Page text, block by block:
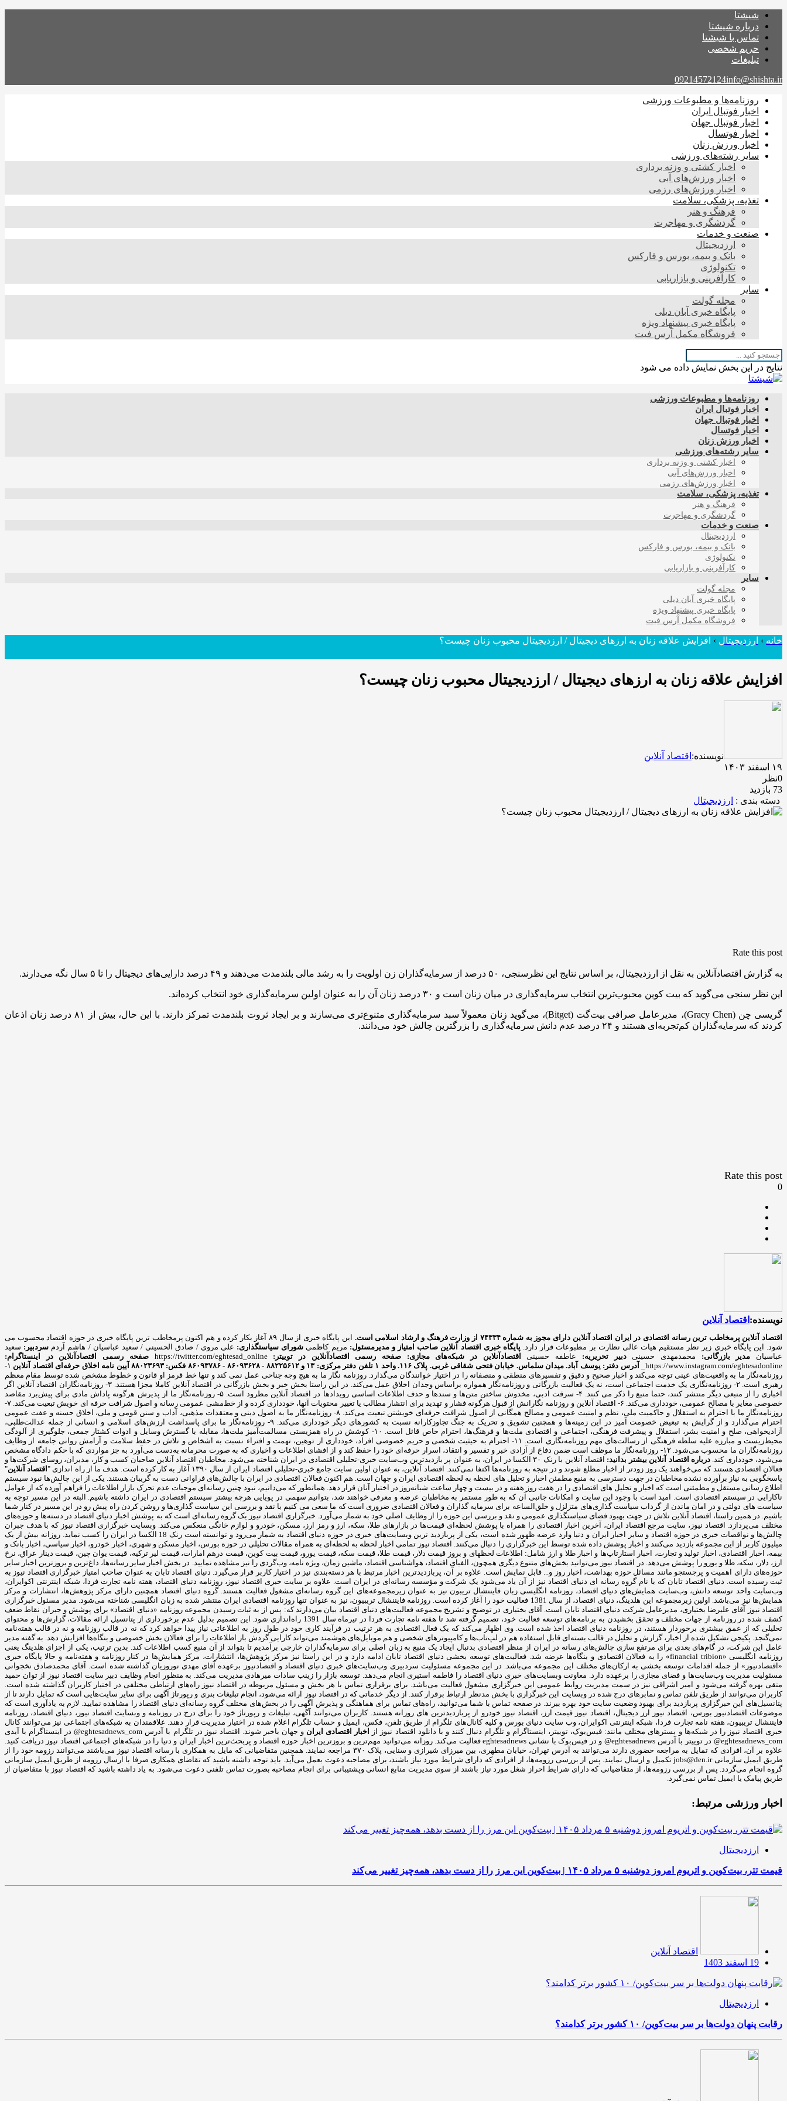
شیشتا
درباره شیشتا
تماس با شیشتا
حریم شخصی
تبلیغات
09214572124info@shishta.ir
روزنامه‌ها و مطبوعات ورزشی
اخبار فوتبال ایران
اخبار فوتبال جهان
اخبار فوتسال
اخبار ورزش زنان
سایر رشته‌های ورزشی
اخبار کشتی و وزنه برداری
اخبار ورزش‌های آبی
اخبار ورزش‌های رزمی
تغذیه، پزشکی، سلامت
فرهنگ و هنر
گردشگری و مهاجرت
صنعت و خدمات
ارزدیجیتال
بانک و بیمه، بورس و فارکس
تکنولوژی
کارآفرینی و بازاریابی
سایر
مجله گولت
پایگاه خبری آبان دیلی
پایگاه خبری پیشنهاد ویژه
فروشگاه مکمل آرس فیت
نتایج در این بخش نمایش داده می شود
روزنامه‌ها و مطبوعات ورزشی
اخبار فوتبال ایران
اخبار فوتبال جهان
اخبار فوتسال
اخبار ورزش زنان
سایر رشته‌های ورزشی
اخبار کشتی و وزنه برداری
اخبار ورزش‌های آبی
اخبار ورزش‌های رزمی
تغذیه، پزشکی، سلامت
فرهنگ و هنر
گردشگری و مهاجرت
صنعت و خدمات
ارزدیجیتال
بانک و بیمه، بورس و فارکس
تکنولوژی
کارآفرینی و بازاریابی
سایر
مجله گولت
پایگاه خبری آبان دیلی
پایگاه خبری پیشنهاد ویژه
فروشگاه مکمل آرس فیت
خانه › ارزدیجیتال › افزایش علاقه زنان به ارزهای دیجیتال / ارزدیجیتال محبوب زنان چیست؟
افزایش علاقه زنان به ارزهای دیجیتال / ارزدیجیتال محبوب زنان چیست؟
نویسنده: اقتصاد آنلاین
۱۹ اسفند ۱۴۰۳
0نظر
73 بازدید
دسته بندی : ارزدیجیتال
Rate this post
به گزارش اقتصادآنلاین به نقل از ارزدیجیتال، بر اساس نتایج این نظرسنجی، ۵۰ درصد از سرمایه‌گذاران زن اولویت را به رشد مالی بلندمدت می‌دهند و ۴۹ درصد دارایی‌های دیجیتال را تا ۵ سال نگه می‌دارند.
این نظر سنجی می‌گوید که بیت کوین محبوب‌ترین انتخاب سرمایه‌گذاری در میان زنان است و ۳۰ درصد زنان آن را به عنوان اولین سرمایه‌گذاری خود انتخاب کرده‌اند.
گریسی چن (Gracy Chen)، مدیرعامل صرافی بیت‌گت (Bitget)، می‌گوید زنان معمولاً سبد سرمایه‌گذاری متنوع‌تری می‌سازند و بر ایجاد ثروت بلندمدت تمرکز دارند. با این حال، بیش از ۸۱ درصد زنان اذعان
کردند که سرمایه‌گذاران کم‌تجربه‌ای هستند و ۲۴ درصد عدم دانش سرمایه‌گذاری را بزرگترین چالش خود می‌دانند.
Rate this post
0
نویسنده: اقتصاد آنلاین
اقتصاد آنلاین پرمخاطب ترین رسانه اقتصادی در ایران اقتصاد آنلاین دارای مجوز به شماره ۷۴۳۳۴ از وزارت فرهنگ و ارشاد اسلامی است.
این پایگاه خبری از سال ۸۹ آغاز بکار کرده و هم اکنون پرمخاطب ترین پایگاه خبری در حوزه اقتصاد محسوب می
شود. این پایگاه خبری زیر نظر مستقیم هیات عالی نظارت بر مطبوعات قرار دارد. پایگاه خبری اقتصاد آنلاین صاحب امتیاز و مدیرمسئول: مریم کاظمی شورای سیاستگذاری: علی مروی / صادق الحسینی / سعید عباسیان / هاشم آردم سردبیر: سعید
عباسیان مدیر بازرگانی: محمدمهدی حسینیدبیر تحریریه: عاطفه حسینی اقتصادآنلاین در شبکه‌های مجازی: صفحه رسمی اقتصادآنلاین در توییتر:https://twitter.com/eghtesad_online
صفحه رسمی اقتصادآنلاین در اینستاگرام:
https://www.instagram.com/eghtesadonline_
آدرس دفتر: یوسف آباد. میدان سلماس. خیابان فتحی شقاقی غربی. پلاک ۱۱۶. واحد ۱ تلفن دفتر مرکزی: ۱۳ و ۸۸۲۲۵۶۱۲ - ۸۶۰۹۳۶۲۸ - ۸۶۰۹۳۷۸۶ فکس: ۸۸۰۲۳۶۹۳ آیین نامه اخلاق حرفه‌ای اقتصاد آنلاین
۱-
روزنامه‌نگار ما به واقعیت‌های عینی توجه می‌کند و اخبار صحیح و دقیق و تفسیرهای منطقی و منصفانه را در اختیار خوانندگان می‌گذارد. روزنامه نگار ما به هیچ وجه جناحی عمل نمی کند و تنها خط قرمز او قانون و خطوط مشخص شده توسط مقام معظم
رهبری است. ۲- روزنامه‌نگاری یک خدمت اجتماعی است، نه یک فعالیت بازرگانی و روزنامه‌نگار همواره براساس وجدان اخلاق عمل می‌کند. در این راستا بخش خبر و بخش بازرگانی در اقتصاد آنلاین کاملا مجزا هستند. ۳- روزنامه‌نگاران اقتصاد آنلاین اگر
اخباری را از منبعی دیگر منتشر کنند، حتما منبع را ذکر می کنند. ۴- سرقت ادبی، مخدوش ساختن متن‌ها و سندها و حذف اطلاعات اساسی رویدادها در اقتصاد آنلاین مطرود است. ۵- روزنامه‌نگار ما از پذیرش هرگونه پاداش مادی برای پیش‌برد مقاصد
خصوصی مغایر با مصالح عمومی، خودداری می‌کند. ۶- اقتصاد آنلاین و روزنامه نگارانش از قبول هرگونه فشار و تهدید برای انتشار مطالب یا تغییر محتویات آنها، خودداری کرده و از خط‌مشی عمومی رسانه و اصول شرافت حرفه ای خویش تبعیت می‌کند. ۷-
روزنامه‌نگار ما با احترام به استقلال و حاکمیت ملی، نظم و امنیت عمومی و مصالح همگانی از اصول شرافت حرفه‌ای خویشتن تبعیت می‌کند. ۸- روزنامه‌نگار ما به اصول دینی و معتقدات مذهبی، آداب و سنن قومی و ملی، اخلاق حسنه و عفت عمومی
احترام می‌گذارد و از گرایش به تبعیض خصومت آمیز در این زمینه‌ها و همچنین تشویق و تحریک به جنگ تجاوزکارانه نسبت به کشورهای دیگر خودداری می‌کند. ۹- روزنامه‌نگار ما برای پاسداشت ارزش‌های اسلامی و انسانی از جمله عدالت‌طلبی،
آزادیخواهی، صلح و امنیت بشر، استقلال و پیشرفت فرهنگی، اجتماعی و اقتصادی ملت‌ها و فرهنگ‌ها، احترام خاص قائل است. ۱۰- کوشش در راه همزیستی مسالمت‌آمیز ملت‌ها، مقابله با گسترش وسایل و ادوات کشتار جمعی، جلوگیری از آلودگی
محیط‌زیست و مبارزه علیه سلطه فرهنگی از رسالت‌های مهم روزنامه‌نگاری است. ۱۱- احترام به حیثیت شخصی و حریم خصوصی افراد، خودداری از توهین، تهمت و افتراء نسبت به اشخاص و تلاش در حفظ سلامت و آرامش روانی جامعه از وظایف
روزنامه‌نگاران ما محسوب می‌شود. ۱۲- روزنامه‌نگار ما موظف است ضمن دفاع از آزادی خبر و تفسیر و انتقاد، اسرار حرفه‌ای خود را حفظ کند و از افشای اطلاعات و اخباری که به صورت محرمانه به‌دست می‌آورد به جز مواردی که با حکم دادگاه مشخص
می‌شود، خودداری کند.درباره اقتصاد آنلاین بیشتر بدانید:
اقتصاد آنلاین با رنک ۳۰ الکسا در ایران، به عنوان پر بازدیدترین وب‌سایت خبری-تحلیلی اقتصادی در ایران شناخته می‌شود. مخاطبان اقتصاد آنلاین صاحبان کسب و کار، مدیران، روسای شرکت‌ها و
فعالان اقتصادی هستند که می‌خواهند یک روز زودتر از اخبار مطلع شوند و در نتیجه به روزنامه‌ها اکتفا نمی‌کنند. اقتصاد آنلاین، به عنوان اولین سایت جامع خبری-تحلیلی اقتصاد ایران از سال ۱۳۹۰ آغاز به کار کرده است. هدف ما از راه اندازی "
اقتصاد آنلاین"
پاسخگویی به نیاز برآورده نشده مخاطبان در جهت دسترسی به منبع مطمئن اخبار و تحلیل های لحظه به لحظه اقتصادی ایران و جهان است. هم اکنون فعالان اقتصادی در ایران با چالش‌های فراوانی دست به گریبان هستند. یکی از این چالش‌ها نبود سیستم
اطلاع رسانی مستقل و مطمئنی است که اخبار و تحلیل های اقتصادی را در هفت روز هفته و در بیست و چهار ساعت شبانه‌روز در اختیار آنان قرار دهد. همانطور که می‌دانیم، نبود چنین رسانه‌ای موجبات عدم تحرک بازار اطلاعات را فراهم آورده که از عوامل
ناکارایی در سیستم اقتصادی است. امید است با وجود این سایت و امکانات جانبی آن که به طور مستمر به مخاطبان عرضه و معرفی خواهند شد، بتوانیم سهمی در پویایی هرچه بیشتر سیستم اقتصادی در ایران داشته باشیم. البته در این مسیر توجه به
سیاست های دولتی و در امان ماندن از گرداب سیاست گذاری‌های متزلزل و خلق‌الساعه برای سرمایه گذاران و فعالان اقتصادی ضروری است که ما سعی می کنیم با نقد و بررسی این سیاست گذاری‌ها و روشن کردن راه پیش رو در این مسیر در کنار شما
باشیم. در همین راستا، اقتصاد آنلاین تلاش در جهت بهبود فضای سیاستگذاری عمومی و نقد و بررسی این حوزه را از وظایف اصلی خود به شمار می‌آورد. خبرگزاری اقتصاد نیوز یک گروه رسانه‌ای است که به پوشش اخبار دنیای اقتصاد در دسته‌ها و حوزه‌های
مختلف می‌پردازد. اقتصاد نیوز، سایت مرجع اقتصاد ایران، آخرین اخبار اقتصادی را همراه با پوشش لحظه‌ای قیمت‌ها در بازارهای طلا، سکه، ارز و رمز ارز، مسکن، خودرو و لوازم خانگی منعکس می‌کند. وبسایت خبرگزاری اقتصاد نیوز که با هدف جبران
چالش‌ها و نواقصات خبری در حوزه اقتصاد و سایر اخبار ایران و دنیا وارد عرضه ظهور شده است، یکی از پربازدید ترین وبسایت‌های خبری در حوزه دنیای اقتصاد به شمار می‌رود و توانسته است رنک 18 الکسا در ایران را کسب نماید. روزانه بیش از یک
میلیون کاربر از این مجموعه بازدید می‌کنند و اخبار پوشش داده شده توسط این خبرگزاری را دنبال می‌کنند. اقتصاد نیوز تمامی اخبار لحظه به لحظه‌ای به همراه مقالات تحلیلی در حوزه بورس، اخبار مسکن و شهری، اخبار خودرو، اخبار سیاسی، اخبار بانک و
بیمه، اخبار اقتصادی، اخبار تولید و تجارت، اخبار استارتاپ‌ها و اخبار طلا و ارز شامل: اطلاعات لحظهای و بروز قیمت دلار، قیمت طلا، قیمت سکه، قیمت یورو، قیمت بیت کوین، قیمت درهم امارات، قیمت لیر ترکیه، قیمت یوان چین، قیمت دینار عراق، نرخ
ارز، دلار، سکه، طلا و یورو را پوشش می‌دهد. در اقتصاد نیوز می‌توانید بخش‌های متنوع دیگری همچون، الفبای اقتصاد، هواشناسی اقتصاد، ماشین زمان، ویژه نامه، وب‌گردی را نیز مشاهده نمایید. در بخش اخبار سایر رسانه‌ها، داغ‌ترین و بروزترین اخبار سایر
حوزه‌های دارای اهمیت و پرجستجو مانند مسائل حوزه بهداشت، اخبار روز و... قابل نمایش است. علاوه بر آن، پربازدیدترین اخبار مرتبط با هر دسته‌بندی نیز در اختیار کاربر قرار می‌گیرد. دنیای اقتصاد تابان به عنوان صاحب امتیاز خبرگزاری اقتصاد نیوز به
ثبت رسیده است. دنیای اقتصاد تابان که با نام گروه رسانه ای دنیای اقتصاد نیز از آن یاد می‌شود یک شرکت و مؤسسه رسانه‌ای در ایران است. علاوه بر سایت خبری اقتصاد نیوز، روزنامه دنیای اقتصاد، هفته ‌نامه تجارت فردا، شبکه اینترنتی اکوایران،
وب‌سایت واحد توسعه دانش، وب‌سایت همایش‌های دنیای اقتصاد، روزنامه انگلیسی ‌زبان فایننشال تریبون نیز به عنوان زیرمجموعه‌های این گروه رسانه‌ای مشغول فعالیت هستند. گروه دنیای اقتصاد همچنین دارای مرکز پژوهش‌ها، انتشارات و مرکز
همایش‌ها نیز می‌باشد. اولین زیرمجموعه این هلدینگ، دنیای اقتصاد، از سال 1381 فعالیت خود را آغاز کرده است. روزنامه فایننشال تریبیون، نیز به عنوان تنها روزنامه اقتصادی ایران منتشر شده به زبان انگلیسی شناخته می‌شود. مدیر مسئول خبرگزاری
اقتصاد نیوز آقای علیرضا بختیاری، مدیرعامل شرکت دنیای اقتصاد تابان است. آقای بختیاری در توضیح و تشریح مجموعه فعالیت‌های دنیای اقتصاد بیان می‌دارند که: پس از به ثبات رسیدن مجموعه روزنامه «دنیای اقتصاد» برای پوشش و جبران نقاط ضعف
کشف شده در روزنامه از جهات مختلف و تحقق بخشیدن به برنامه‌های توسعه فعالیت خود، تصمیم گرفته شد تا هفته نامه تجارت فردا در تیرماه سال 1391 راه‌اندازی شود. این تصمیم بدلیل عدم برخورداری از پتانسیل ارائه مقالات، گزارش‌ها و محتوای
تحلیلی که از عمق بیشتری برخوردار هستند، در روزنامه دنیای اقتصاد اخذ شده است. وی اظهار می‌کند که یک فعال اقتصادی به هر ترتیب در فرآیند کاری خود در طول روز به اطلاعاتی نیاز پیدا خواهد کرد که نه در قالب روزنامه و نه در قالب هفته‌نامه
نمی‌گنجد. پکیجی تشکیل شده از اخبار، گزارش و تحلیل در قالب بسته‌ای قابل استفاده هم در لپ‌تاب‌ها و کامپیوترهای شخصی و هم موبایل‌های هوشمند می‌تواند کارایی گردش باز اطلاعات را برای فعالان بخش خصوصی و بنگاه‌ها افزایش دهد. به گفته مدیر
عامل این شرکت، در گام‌های بعدی برای مرتفع سازی چالش‌های رسانه در ایران از منظر اقتصادی بدنبال ایجاد یک منبع به زبان اصلی برای سرمایه‌گذاران خارجی برآمدیم تا بتواند از آن منبع کسب اطلاعات کند. بدین ترتیب، یکی از اجزای هلدینگ یعنی
روزنامه انگلیسی «financial tribion» را به فعالان اقتصادی و بنگاه‌ها عرضه شد. فعالیت‌های توسعه بخشی دنیای اقتصاد تابان ادامه دارد و در این راستا نیز مرکز پژوهش‌ها، انتشارات، مرکز همایش‌ها در کنار روزنامه و هفته‌نامه و حالا پایگاه خبری
«اقتصادنیوز» از جمله اقدامات توسعه بخشی به ارکان‌های مختلف این مجموعه می‌باشد. در این مجموعه مسئولیت سردبیری وب‌سایت‌های خبری دنیای اقتصاد و اقتصادنیوز برعهده آقای مهدی نوروزیان گذاشته شده است. آقای محمدصادق نخجوانی
مسئولیت مدیریت وب‌سایت‌ها و فضای مجازی را برعهده دارد. معاونت وبسایت‌های خبری دنیای اقتصاد را فاطمه استیری انجام می‌دهد. توسعه بازار را زینب سادات میرهادی مدیریت می‌کند. به منظور انجام وظایف دبیر سایت اقتصاد نیوز از توان حمید
متقی بهره گرفته می‌شود و امیر اشراقی نیز در سمت مدیریت روابط عمومی این خبرگزاری مشغول فعالیت می‌باشد. برای برقراری تماس با هر بخش و مسئول مربوطه در اقتصاد نیوز راه‌های ارتباطی مختلفی در اختیار کاربران گذاشته شده است.
کاربران می‌توانند از طریق تلفن تماس و نمابرهای درج شده در وبسایت این خبرگزاری با بخش مدنظر ارتباط برقرار کنند. از دیگر خدماتی که در اقتصاد نیوز ارائه می‌شود، انجام تبلیغات بنری و رپورتاژ آگهی برای سایر سایت‌هایی است که تمایل دارند تا از
پتانسیل‌های این خبرگزاری پربازدید برای بهبود وضعیت سایت خود بهره ببرند. در صفحه تماس با شما می‌توانید، راه‌های تماس برای هماهنگی و پذیرش آگهی را در بخش‌های مختلف گروه رسانه‌ای دنیای اقتصاد را مشاهده نمایید. لازم به یادآوری است که
موضوعات اقتصادنیوز بورس، اقتصاد نیوز ارز دیجیتال، اقتصاد نیوز قیمت ارز، اقتصاد نیوز خودرو از پربازدیدترین های روزانه هستند. کاربران می‌توانند آگهی، تبلیغات و رپورتاژ خود را برای درج در روزنامه و وبسایت اقتصاد نیوز، دنیای اقتصاد، روزنامه
فایننشال تریبیون، هفته نامه تجارت فردا، شبکه اینترنتی اکوایران، وب سایت دنیای بورس و کلیه کانال‌های تلگرام از طریق تلفن، فکس، ایمیل و حساب تلگرام اعلام شده در اختیار مدیریت قرار دهند. علاقمندان به شبکه‎‌های اجتماعی نیز می‌توانند کانال
خبری اقتصاد نیوز را در شبکه‌ها و بسترهای مختلف مانند: فیس‌بوک، توییتر، اینستاگرام و تلگرام دنبال کنند و با دانلود اقتصاد نیوز از اخبار اقتصادی ایران
و جهان باخبر شوند. اقتصاد نیوز در تلگرام با آدرس eghtesadnews_com@ در اینستاگرام با آیدی
eghtesadnews_com@ در توییتر با آدرس eghtesadnews@ و در فیس‌بوک با نشانی eghtesadnews فعالیت می‌کند. روزانه می‌توانید مهم‌ترین و بروزترین اخبار حوزه اقتصاد و پربحث‌ترین اخبار ایران و دنیا را در شبکه‌های اجتماعی اقتصاد نیوز دریافت کنید.
علاوه بر آن، افرادی که تمایل به مراجعه حضوری دارند می‌توانند به آدرس تهران، خیابان مطهری، بین میرزای شیرازی و سنایی، پلاک ۳۷۰ مراجعه نمایند. همچنین متقاضیانی که مایل به همکاری با رسانه‌ اقتصاد نیوز می‌باشند می‌توانند رزومه خود را از
طریق ایمیل سازمانی jobs@den.ir تکمیل و ارسال نمایند. پس از بررسی رزومه‌ها، از افرادی که دارای شرایط مورد نیاز باشند، برای مصاحبه دعوت بعمل می‌آید. باید توجه داشته باشید که تقاضای همکاری صرفا با ارسال رزومه از طریق ایمیل سازمانی
گروه انجام می‌گردد. پس از بررسی رزومه‌ها، از متقاضیانی که دارای شرایط احراز شغل مورد نیاز باشند از سوی مدیریت منابع انسانی وپشتیبانی برای انجام مصاحبه بصورت تماس تلفنی دعوت می‌شود. به یاد داشته باشید که اقتصاد نیوز با متقاضیان از
طریق پیامک یا ایمیل تماس نمی‌گیرد.
اخبار ورزشی مرتبط:
ارزدیجیتال
قیمت تتر، بیت‌کوین و اتریوم امروز دوشنبه ۵ مرداد ۱۴۰۵ | بیت‌کوین این مرز را از دست بدهد، همه‌چیز تغییر می‌کند
اقتصاد آنلاین
19 اسفند 1403
ارزدیجیتال
رقابت پنهان دولت‌ها بر سر بیت‌کوین/ ۱۰ کشور برتر کدامند؟